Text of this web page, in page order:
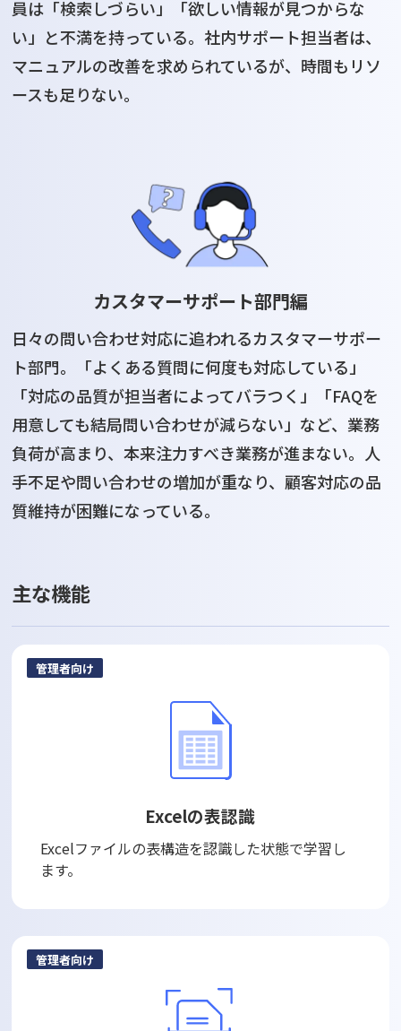
員は「検索しづらい」「欲しい情報が見つからな
い」と不満を持っている。社内サポート担当者は、
マニュアルの改善を求められているが、時間もリソ
ースも足りない。
カスタマーサポート部門編
日々の問い合わせ対応に追われるカスタマーサポー
ト部門。「よくある質問に何度も対応している」
「対応の品質が担当者によってバラつく」「FAQを
用意しても結局問い合わせが減らない」など、業務
負荷が高まり、本来注力すべき業務が進まない。人
手不足や問い合わせの増加が重なり、顧客対応の品
質維持が困難になっている。
主な機能
管理者向け
Excelの表認識
Excelファイルの表構造を認識した状態で学習し
ます。
管理者向け